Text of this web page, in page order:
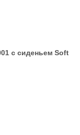
с сиденьем Soft